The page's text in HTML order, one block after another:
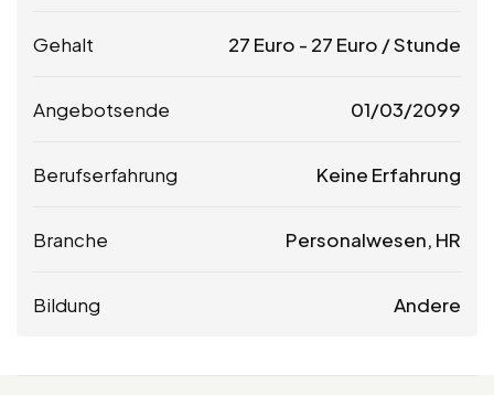
Gehalt 27 Euro - 27 Euro / Stunde
Angebotsende 01/03/2099
Berufserfahrung Keine Erfahrung
Branche Personalwesen, HR
Bildung Andere